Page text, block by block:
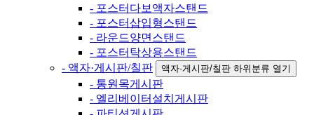
- 포스터다보액자스탠드
- 포스터삽입형스탠드
- 라운드양면스탠드
- 포스터탁상용스탠드
- 액자·게시판/칠판
액자·게시판/칠판 하위분류 열기
- 통원목게시판
- 엘리베이터설치게시판